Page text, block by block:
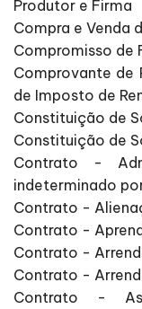
Produtor e Firma
Compra e Venda
Compromisso de
Comprovante de
de Imposto de
Constituição de
Constituição de
Contrato -
indeterminado
Contrato -
Contrato -
Contrato -
Contrato -
Contrato -